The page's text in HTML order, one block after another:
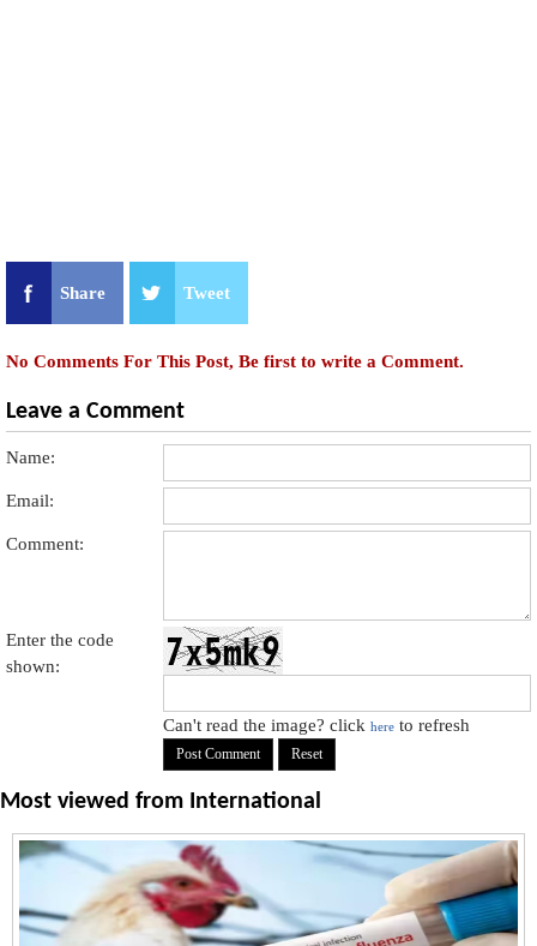
Share Tweet
No Comments For This Post, Be first to write a Comment.
Leave a Comment
Name:
Email:
Comment:
Enter the code
shown:
Can't read the image? clickhere to refresh
Most viewed from International